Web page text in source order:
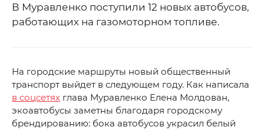
В Муравленко поступили 12 новых автобусов,
работающих на газомоторном топливе.
На городские маршруты новый общественный
транспорт выйдет в следующем году. Как написала
в соцсетях глава Муравленко Елена Молдован,
экоавтобусы заметны благодаря городскому
брендированию: бока автобусов украсил белый